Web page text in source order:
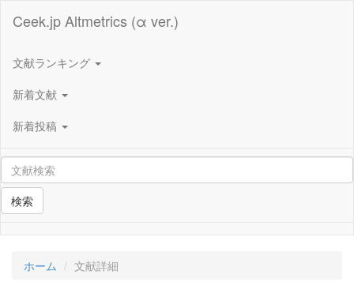
Ceek.jp Altmetrics (α ver.)
文献ランキング
新着文献
新着投稿
検索
ホーム 文献詳細